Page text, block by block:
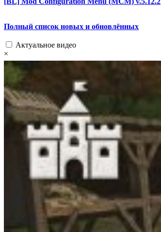
Полный список новых и обновлённых
Актуальное видео
×